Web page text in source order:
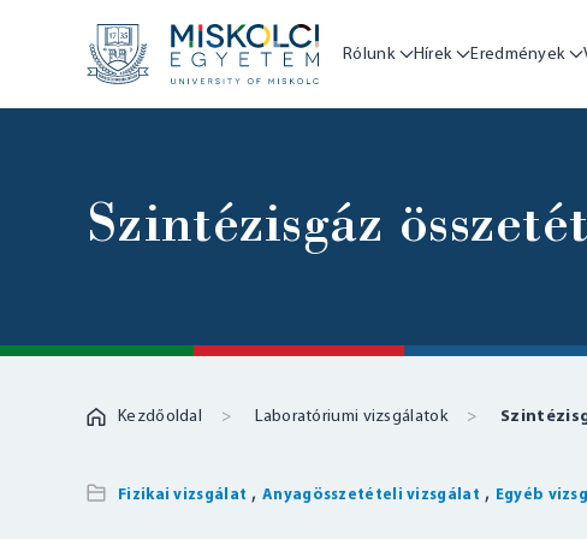
Rólunk Hírek Eredmények
Szintézisgáz
Kezdőoldal Laboratóriumi vizsgálatok
Fizikai vizsgálat ,Anyagösszetételi vizsgálat , Egyéb